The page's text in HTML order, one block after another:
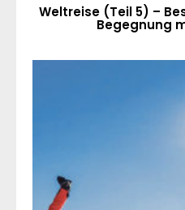
Weltreise (Teil 5) –
Begegnung